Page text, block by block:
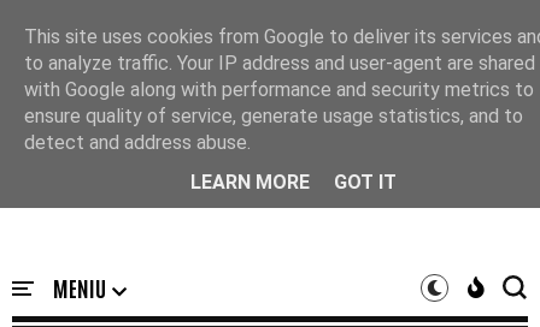
This site uses cookies from Google to deliver its services
to analyze traffic. Your IP address and user-agent are shared
with Google along with performance and security metrics to
ensure quality of service, generate usage statistics, and to
detect and address abuse.
LEARN MORE
GOT IT